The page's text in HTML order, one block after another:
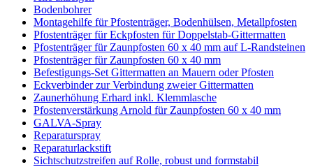
Bodenbohrer
Montagehilfe für Pfostenträger, Bodenhülsen, Metallpfosten
Pfostenträger für Eckpfosten für Doppelstab-Gittermatten
Pfostenträger für Zaunpfosten 60 x 40 mm auf L-Randsteinen
Pfostenträger für Zaunpfosten 60 x 40 mm
Befestigungs-Set Gittermatten an Mauern oder Pfosten
Eckverbinder zur Verbindung zweier Gittermatten
Zaunerhöhung Erhard inkl. Klemmlasche
Pfostenverstärkung Arnold für Zaunpfosten 60 x 40 mm
GALVA-Spray
Reparaturspray
Reparaturlackstift
Sichtschutzstreifen auf Rolle, robust und formstabil